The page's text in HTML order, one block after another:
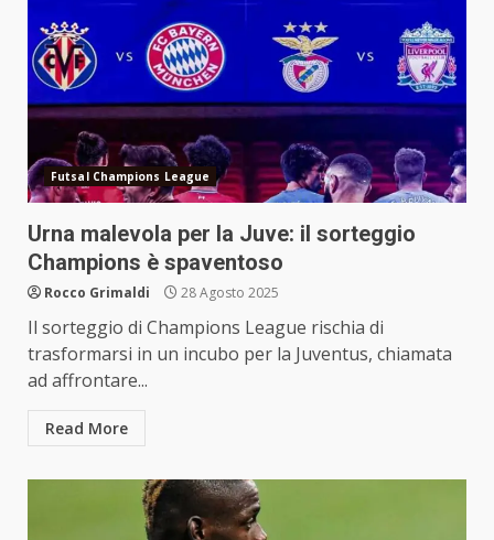
Futsal Champions League
Urna malevola per la Juve: il sorteggio
Champions è spaventoso
Rocco Grimaldi 28 Agosto 2025
Il sorteggio di Champions League rischia di
trasformarsi in un incubo per la Juventus, chiamata
ad affrontare...
Read More